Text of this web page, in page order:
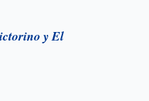
y El